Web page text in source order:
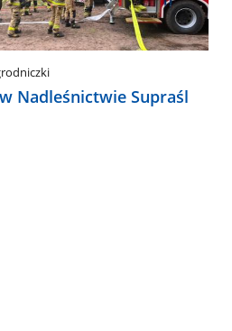
Nadleśnictwie Supraśl